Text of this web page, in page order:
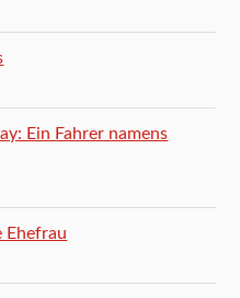
Ein Fahrer namens
Ehefrau